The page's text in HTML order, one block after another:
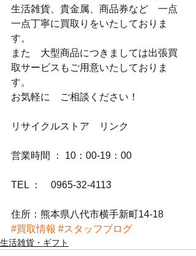
生活雑貨、貴金属、商品券など　一点
一点丁寧に買取りをいたしておりま
す。
また　大型商品につきましては出張買
取サービスもご用意いたしておりま
す。
お気軽に　ご相談ください！
リサイクルストア　リンク
営業時間 ： 10：00-19：00
TEL ：　0965-32-4113
住所：熊本県八代市横手新町14-18
#買取情報 #スタッフブログ
生活雑貨・ギフト